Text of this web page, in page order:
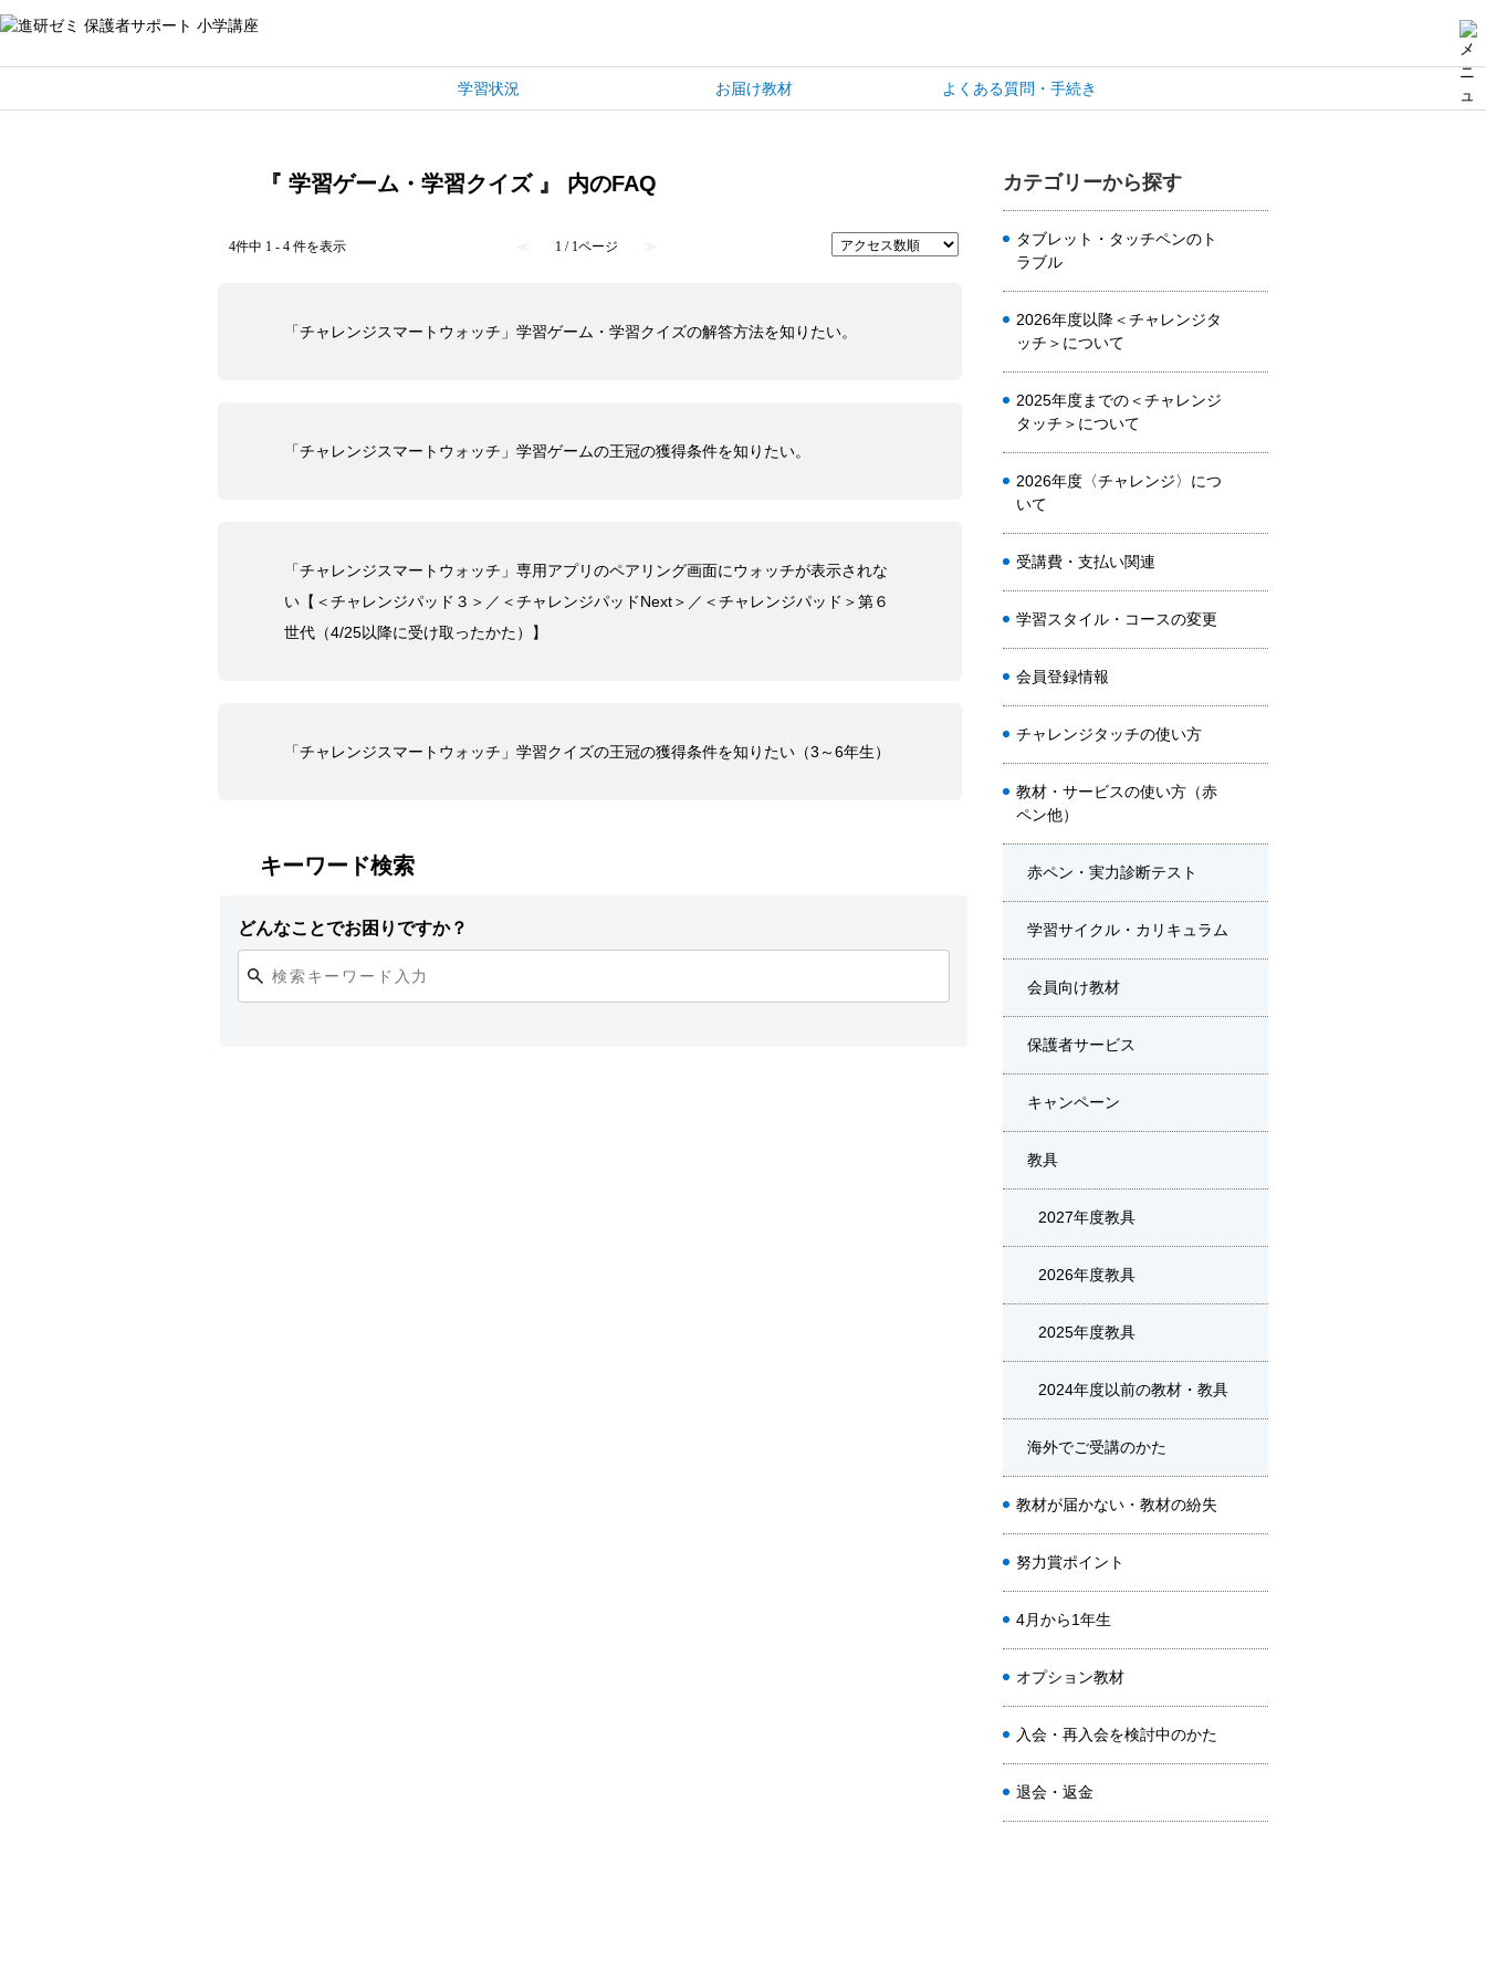
学習状況 お届け教材 よくある質問・手続き
カテゴリーから探す
タブレット・タッチペンのト
ラブル
2026年度以降＜チャレンジタ
ッチ＞について
2025年度までの＜チャレンジ
タッチ＞について
2026年度〈チャレンジ〉につ
いて
受講費・支払い関連
学習スタイル・コースの変更
会員登録情報
チャレンジタッチの使い方
教材・サービスの使い方（赤
ペン他）
赤ペン・実力診断テスト
学習サイクル・カリキュラム
会員向け教材
保護者サービス
キャンペーン
教具
2027年度教具
2026年度教具
2025年度教具
2024年度以前の教材・教具
海外でご受講のかた
教材が届かない・教材の紛失
努力賞ポイント
4月から1年生
オプション教材
入会・再入会を検討中のかた
退会・返金
『 学習ゲーム・学習クイズ 』 内のFAQ
4件中 1 - 4 件を表示 ≪ 1 / 1ページ ≫
「チャレンジスマートウォッチ」学習ゲーム・学習クイズの解答方法を知りたい。
「チャレンジスマートウォッチ」学習ゲームの王冠の獲得条件を知りたい。
「チャレンジスマートウォッチ」専用アプリのペアリング画面にウォッチが表示されな
い【＜チャレンジパッド３＞／＜チャレンジパッドNext＞／＜チャレンジパッド＞第６
世代（4/25以降に受け取ったかた）】
「チャレンジスマートウォッチ」学習クイズの王冠の獲得条件を知りたい（3～6年生）
キーワード検索
どんなことでお困りですか？